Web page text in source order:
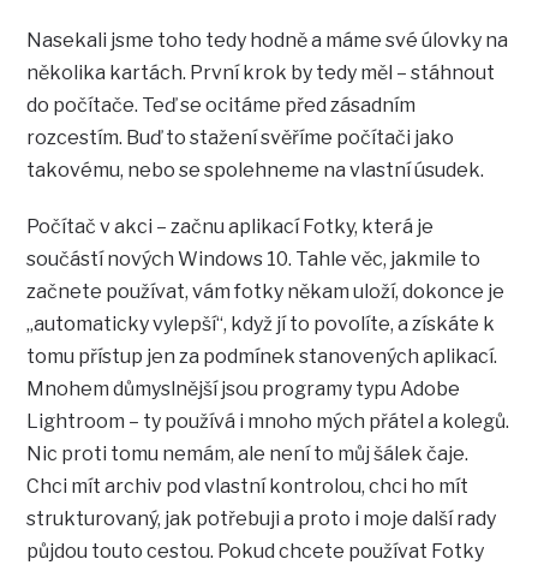
Nasekali jsme toho tedy hodně a máme své úlovky na
několika kartách. První krok by tedy měl – stáhnout
do počítače. Teď se ocitáme před zásadním
rozcestím. Buď to stažení svěříme počítači jako
takovému, nebo se spolehneme na vlastní úsudek.
Počítač v akci – začnu aplikací Fotky, která je
součástí nových Windows 10. Tahle věc, jakmile to
začnete používat, vám fotky někam uloží, dokonce je
„automaticky vylepší“, když jí to povolíte, a získáte k
tomu přístup jen za podmínek stanovených aplikací.
Mnohem důmyslnější jsou programy typu Adobe
Lightroom – ty používá i mnoho mých přátel a kolegů.
Nic proti tomu nemám, ale není to můj šálek čaje.
Chci mít archiv pod vlastní kontrolou, chci ho mít
strukturovaný, jak potřebuji a proto i moje další rady
půjdou touto cestou. Pokud chcete používat Fotky